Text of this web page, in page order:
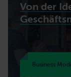
Von der
Business